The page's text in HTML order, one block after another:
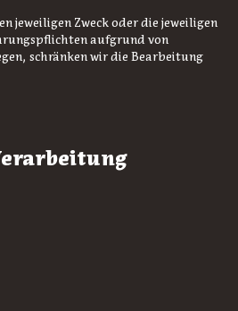
jeweiligen Zweck oder die jeweiligen
aufgrund von
schränken wir die Bearbeitung